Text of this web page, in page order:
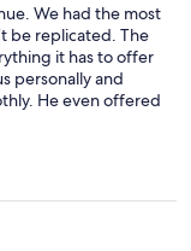
We had the most
be replicated. The
it has to offer
personally and
He even offered
The property
He offered
guests their
the bouquet off
in the cafe, a